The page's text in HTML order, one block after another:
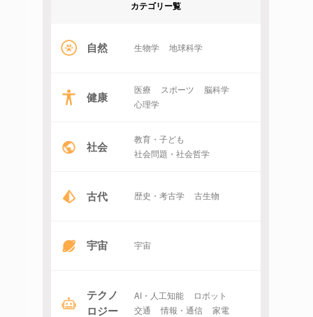
カテゴリー覧
自然 生物学 地球科学
健康 医療 スポーツ
脳科学
心理学
社会
教育・子ども
社会問題・社会哲学
古代 歴史・考古学 古生物
宇宙 宇宙
テクノ
ロジー
AI・人工知能
ロボット
交通
情報・通信 家電